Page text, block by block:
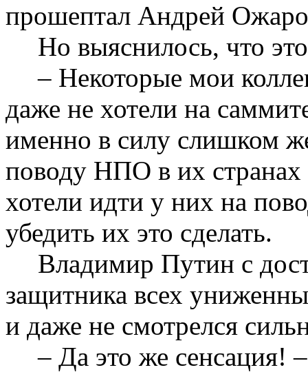
прошептал Андрей
Но выяснилось, что
– Некоторые мои
даже не хотели на
именно в силу слишком
поводу НПО в их странах
хотели идти у них на
убедить их это сделать.
Владимир Путин с
защитника всех
и даже не смотрелся
– Да это же сенсация!